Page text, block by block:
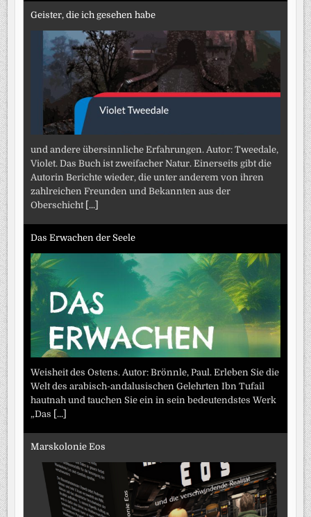
Geister, die ich gesehen habe
und andere übersinnliche Erfahrungen. Autor: Tweedale,
Violet. Das Buch ist zweifacher Natur. Einerseits gibt die
Autorin Berichte wieder, die unter anderem von ihren
zahlreichen Freunden und Bekannten aus der
Oberschicht [...]
Das Erwachen der Seele
Weisheit des Ostens. Autor: Brönnle, Paul. Erleben Sie die
Welt des arabisch-andalusischen Gelehrten Ibn Tufail
hautnah und tauchen Sie ein in sein bedeutendstes Werk
„Das [...]
Marskolonie Eos